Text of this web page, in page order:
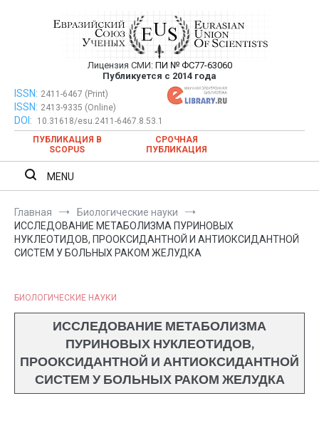
Евразийский Союз Ученых —
публикация научных статей в
ежемесячном научном журнале
Лицензия СМИ: ПИ № ФС77-63060
Публикуется с 2014 года
Евразийский Союз Ученых — публикация научных статей в
ежемесячном научном журнале
ISSN: 2411-6467 (Print)
ISSN: 2413-9335 (Online)
DOI:
10.31618/esu.2411-6467.8.53.1
ПУБЛИКАЦИЯ В
SCOPUS
СРОЧНАЯ
ПУБЛИКАЦИЯ
MENU
Главная
Биологические науки
ИССЛЕДОВАНИЕ МЕТАБОЛИЗМА ПУРИНОВЫХ
НУКЛЕОТИДОВ, ПРООКСИДАНТНОЙ И АНТИОКСИДАНТНОЙ
СИСТЕМ У БОЛЬНЫХ РАКОМ ЖЕЛУДКА
БИОЛОГИЧЕСКИЕ НАУКИ
ИССЛЕДОВАНИЕ МЕТАБОЛИЗМА
ПУРИНОВЫХ НУКЛЕОТИДОВ,
ПРООКСИДАНТНОЙ И АНТИОКСИДАНТНОЙ
СИСТЕМ У БОЛЬНЫХ РАКОМ ЖЕЛУДКА